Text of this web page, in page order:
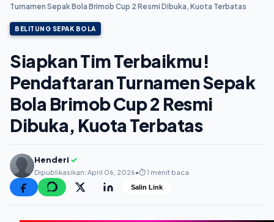
Turnamen Sepak Bola Brimob Cup 2 Resmi Dibuka, Kuota Terbatas
BELITUNG SEPAK BOLA
Siapkan Tim Terbaikmu!
Pendaftaran Turnamen Sepak
Bola Brimob Cup 2 Resmi
Dibuka, Kuota Terbatas
Henderi ✓
Dipublikasikan: April 06, 2026•⏱️ 1 menit baca
Salin Link